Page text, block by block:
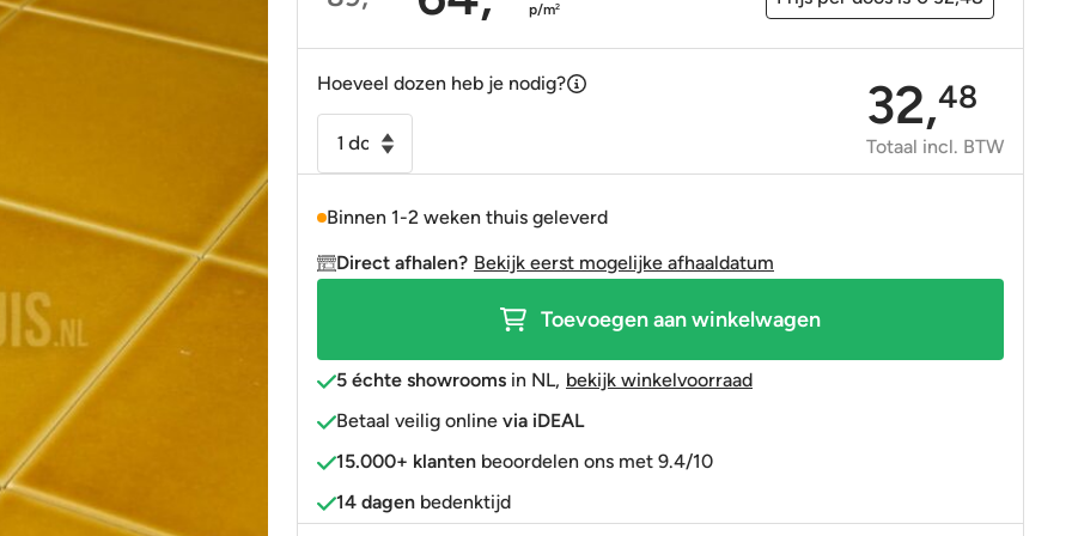
Portugees
Bruin
OP=OP tegels
Decortegels
Roze
Goud
» Alle kleuren
OP=OP tegels
Oorspronkelijke
was:
Huidige
is:
p/m2
Hoeveel dozen heb je nodig?
Wandtegel
Evolution
amber
geel
craquelé
aantal
32,48
Totaal incl. BTW
Binnen 1-2 weken thuis geleverd
Direct afhalen? Bekijk eerst mogelijke afhaaldatum
Toevoegen aan winkelwagen
5 échte showrooms in NL, bekijk winkelvoorraad
Betaal veilig online via iDEAL
15.000+ klanten beoordelen ons met 9.4/10
14 dagen bedenktijd